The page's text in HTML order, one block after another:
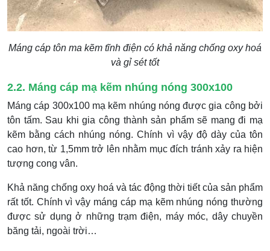
Máng cáp tôn ma kẽm tĩnh điện có khả năng chống oxy hoá
và gỉ sét tốt
2.2. Máng cáp mạ kẽm nhúng nóng 300x100
Máng cáp 300x100 mạ kẽm nhúng nóng được gia công bởi
tôn tấm. Sau khi gia công thành sản phẩm sẽ mang đi mạ
kẽm bằng cách nhúng nóng. Chính vì vậy độ dày của tôn
cao hơn, từ 1,5mm trở lên nhằm mục đích tránh xảy ra hiện
tượng cong vân.
Khả năng chống oxy hoá và tác động thời tiết của sản phẩm
rất tốt. Chính vì vậy máng cáp mạ kẽm nhúng nóng thường
được sử dụng ở những trạm điện, máy móc, dây chuyền
băng tải, ngoài trời…